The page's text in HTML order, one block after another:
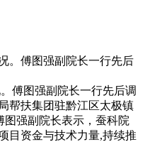
。傅图强副院长一行先后
傅图强副院长一行先后调
帮扶集团驻黔江区太极镇
强副院长表示，蚕科院
目资金与技术力量,持续推